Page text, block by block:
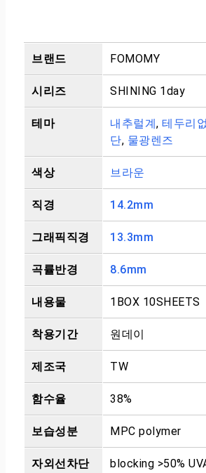
브랜드 FOMOMY
시리즈 SHINING 1day
테마 내추럴계, 테두리
단, 물광렌즈
색상 브라운
직경 14.2mm
그래픽직경 13.3mm
곡률반경 8.6mm
내용물 1BOX 10SHEETS
착용기간 원데이
제조국 TW
함수율 38%
보습성분 MPC polymer
자외선차단
blocking >50%